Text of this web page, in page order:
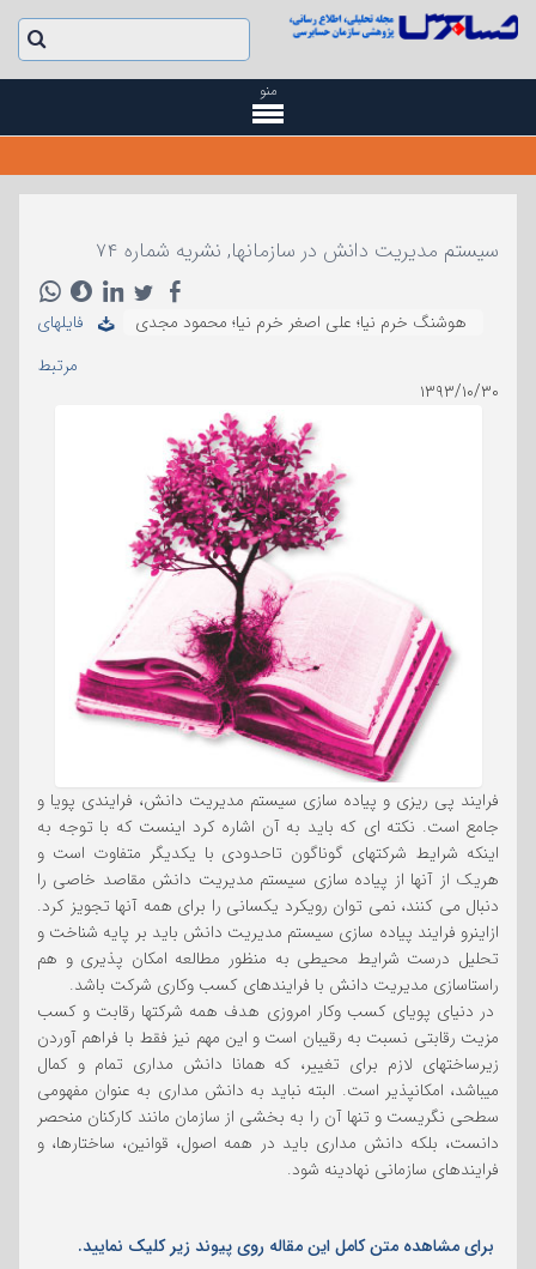
منو
سیستم مدیریت دانش در سازمانها, نشریه شماره ۷۴
هوشنگ خرم نیا؛ علی اصغر خرم نیا؛ محمود مجدی
فایلهای
مرتبط
۱۳۹۳/۱۰/۳۰
فرایند پی ریزی و پیاده سازی سیستم مدیریت دانش، فرایندی پویا و
جامع است. نکته ای که باید به آن اشاره کرد اینست که با توجه به
اینکه شرایط شرکتهای گوناگون تاحدودی با یکدیگر متفاوت است و
هریک از آنها از پیاده سازی سیستم مدیریت دانش مقاصد خاصی را
دنبال می کنند، نمی توان رویکرد یکسانی را برای همه آنها تجویز کرد.
ازاینرو فرایند پیاده سازی سیستم مدیریت دانش باید بر پایه شناخت و
تحلیل درست شرایط محیطی به منظور مطالعه امکان پذیری و هم
راستاسازی مدیریت دانش با فرایندهای کسب وکاری شرکت باشد.
در دنیای پویای کسب وکار امروزی هدف همه شرکتها رقابت و کسب
مزیت رقابتی نسبت به رقیبان است و این مهم نیز فقط با فراهم آوردن
زیرساختهای لازم برای تغییر، که همانا دانش مداری تمام و کمال
میباشد، امکانپذیر است. البته نباید به دانش مداری به عنوان مفهومی
سطحی نگریست و تنها آن را به بخشی از سازمان مانند کارکنان منحصر
دانست، بلکه دانش مداری باید در همه اصول، قوانین، ساختارها، و
فرایندهای سازمانی نهادینه شود.
برای مشاهده متن کامل این مقاله روی پیوند زیر کلیک نمایید.